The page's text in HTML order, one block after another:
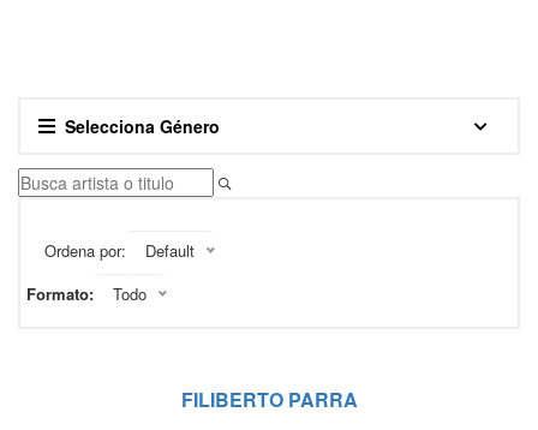
Selecciona Género
Ordena por:
Default
Formato:
Todo
FILIBERTO PARRA